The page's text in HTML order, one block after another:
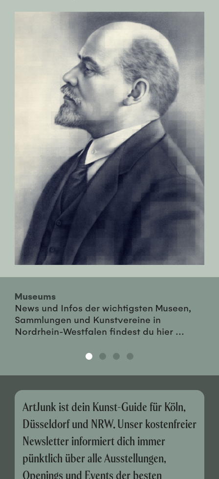
Museums
News und Infos der wichtigsten Museen,
Sammlungen und Kunstvereine in
Nordrhein-Westfalen findest du hier ...
ArtJunk ist dein Kunst-Guide für Köln,
Düsseldorf und NRW. Unser kostenfreier
Newsletter informiert dich immer
pünktlich über alle Ausstellungen,
Openings und Events der besten